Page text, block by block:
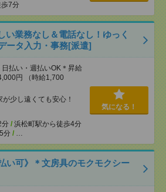
7分
い業務なし＆電話なし！ゆっく
ータ入力・事務[派遣]
払い・週払いOK＊昇給
円 （時給1,700
少し遠くても安心！
分 / 浜松町駅から徒歩4分
分 / …
気になる！
い可》＊文房具のモクモクシー